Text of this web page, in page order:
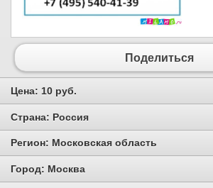
Поделиться
Цена: 10 руб.
Страна: Россия
Регион: Московская область
Город: Москва